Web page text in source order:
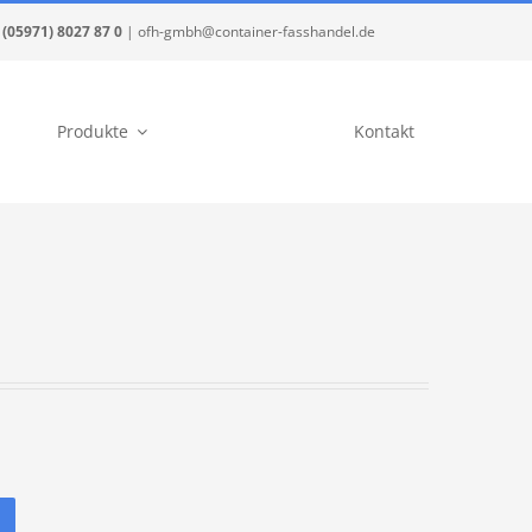
(05971) 8027 87 0 | ofh-gmbh@container-fasshandel.de
Produkte Kontakt